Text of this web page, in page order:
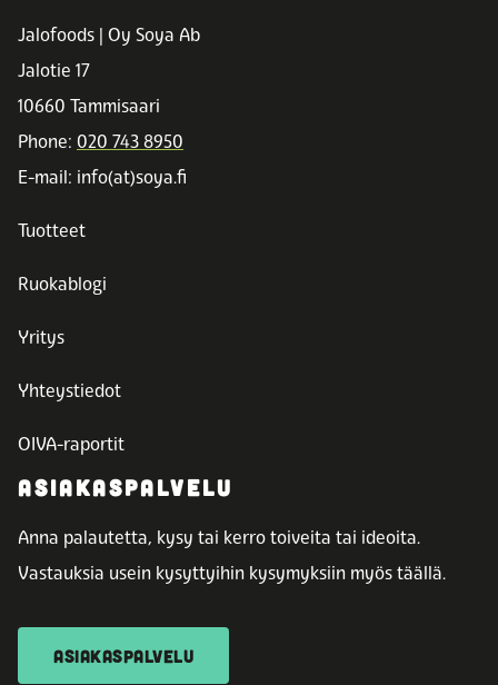
Jalofoods | Oy Soya Ab
Jalotie 17
10660 Tammisaari
Phone: 020 743 8950
E-mail: info(at)soya.fi
Tuotteet
Ruokablogi
Yritys
Yhteystiedot
OIVA-raportit
ASIAKASPALVELU
Anna palautetta, kysy tai kerro toiveita tai ideoita.
Vastauksia usein kysyttyihin kysymyksiin myös täällä.
ASIAKASPALVELU